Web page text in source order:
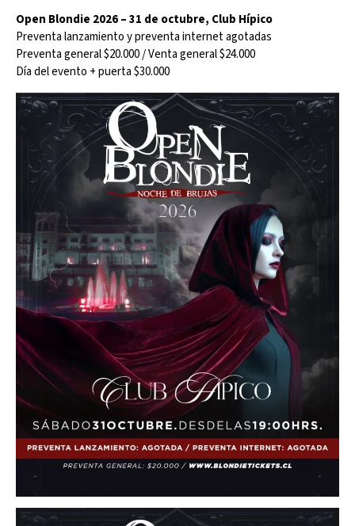
Open Blondie 2026 – 31 de octubre, Club Hípico
Preventa lanzamiento y preventa internet agotadas
Preventa general $20.000 / Venta general $24.000
Día del evento + puerta $30.000